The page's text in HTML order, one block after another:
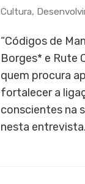
Cultura,
“Códigos de
Borges* e Rute
quem procura
fortalecer a
conscientes na
nesta